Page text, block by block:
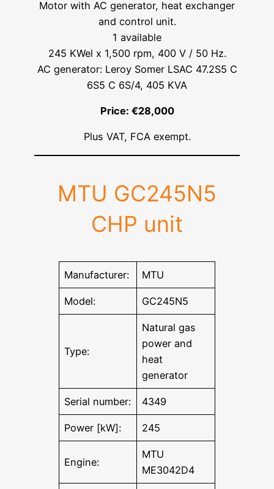
Motor with AC generator, heat exchanger
and control unit.
1 available
245 KWel x 1,500 rpm, 400 V / 50 Hz.
AC generator: Leroy Somer LSAC 47.2S5 C
6S5 C 6S/4, 405 KVA
Price: €28,000
Plus VAT, FCA exempt.
MTU GC245N5
CHP unit
Manufacturer: MTU
Model: GC245N5
Type:
Natural gas
power and
heat
generator
Serial number: 4349
Power [kW]: 245
Engine:
MTU
ME3042D4